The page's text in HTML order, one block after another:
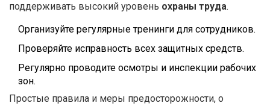
поддерживать высокий уровень охраны труда.
Организуйте регулярные тренинги для сотрудников.
Проверяйте исправность всех защитных средств.
Регулярно проводите осмотры и инспекции рабочих
зон.
Простые правила и меры предосторожности, о